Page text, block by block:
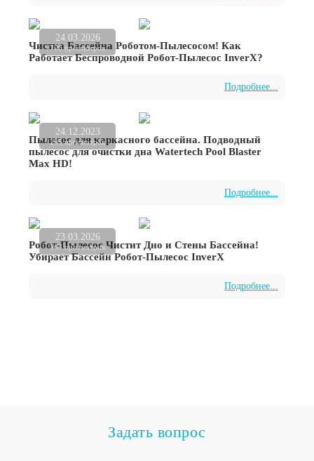
24.03.2026
706 просмотров
Чистка Бассейна Роботом-Пылесосом! Как
Работает Беспроводной Робот-Пылесос InverX?
Подробнее...
24.12.2023
295 просмотров
Пылесос для каркасного бассейна. Подводный
пылесос для очистки дна Watertech Pool Blaster
Max HD!
Подробнее...
23.03.2026
563 просмотров
Робот-Пылесос Чистит Дно и Стены Бассейна!
Убирает Бассейн Робот-Пылесос InverX
Подробнее...
Задать вопрос